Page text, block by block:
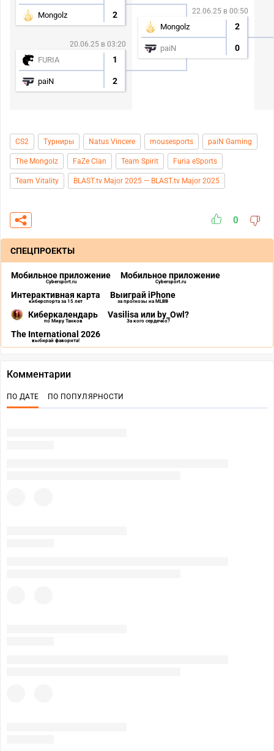
Mongolz 2
20.06.25 в 03:20
FURIA 1
paiN 2
22.06.25 в 00:50
Mongolz 2
paiN 0
CS2 Турниры Natus Vincere mousesports paiN Gaming
The Mongolz FaZe Clan Team Spirit Furia eSports
Team Vitality BLAST.tv Major 2025 — BLAST.tv Major 2025
0
СПЕЦПРОЕКТЫ
Мобильное приложение
Cybersport.ru
Мобильное приложение
Cybersport.ru
Интерактивная карта
киберспорта за 15 лет
Выиграй iPhone
за прогнозы на MLBB
Киберкалендарь
по Миру Танков
Vasilisa или by_Owl?
За кого сердечко?
The International 2026
выбирай фаворита!
Комментарии
ПО ДАТЕ ПО ПОПУЛЯРНОСТИ